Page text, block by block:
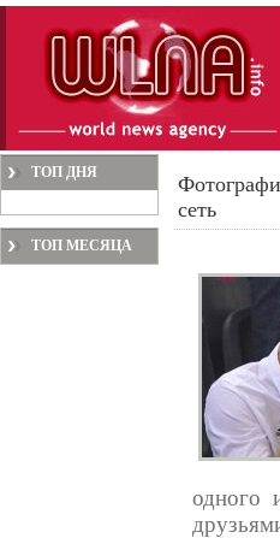
ТОП ДНЯ
ТОП МЕСЯЦА
сеть
одного